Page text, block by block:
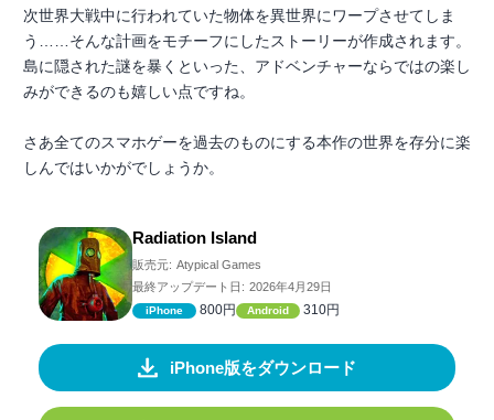
次世界大戦中に行われていた物体を異世界にワープさせてしま
う……そんな計画をモチーフにしたストーリーが作成されます。
島に隠された謎を暴くといった、アドベンチャーならではの楽し
みができるのも嬉しい点ですね。
さあ全てのスマホゲーを過去のものにする本作の世界を存分に楽
しんではいかがでしょうか。
Radiation Island
販売元: Atypical Games
最終アップデート日: 2026年4月29日
iPhone 800円 Android 310円
iPhone版をダウンロード